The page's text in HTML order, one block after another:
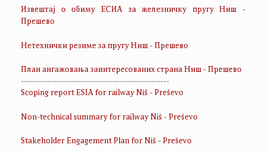
Извештај о обиму ЕСИА за железничку пругу Ниш -
Прешево
Нетехнички резиме за пругу Ниш - Прешево
План ангажовања заинтересованих страна Ниш - Прешево
--------------------------------------------------
Scoping report ESIA for railway Niš - Preševo
Non-technical summary for railway Niš - Preševo
Stakeholder Engagement Plan for Niš - Preševo